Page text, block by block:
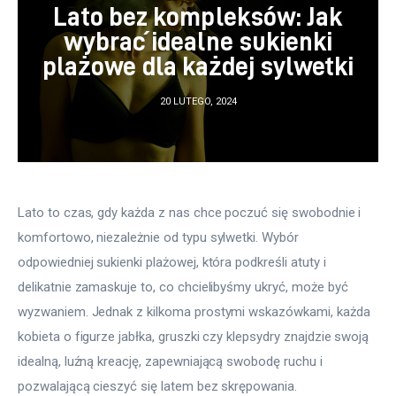
Dom i ogród
Uroda
Więcej
Lato bez kompleksów: Jak
wybrać idealne sukienki
plażowe dla każdej sylwetki
20 LUTEGO, 2024
Lato to czas, gdy każda z nas chce poczuć się swobodnie i
komfortowo, niezależnie od typu sylwetki. Wybór
odpowiedniej sukienki plażowej, która podkreśli atuty i
delikatnie zamaskuje to, co chcielibyśmy ukryć, może być
wyzwaniem. Jednak z kilkoma prostymi wskazówkami, każda
kobieta o figurze jabłka, gruszki czy klepsydry znajdzie swoją
idealną, luźną kreację, zapewniającą swobodę ruchu i
pozwalającą cieszyć się latem bez skrępowania.